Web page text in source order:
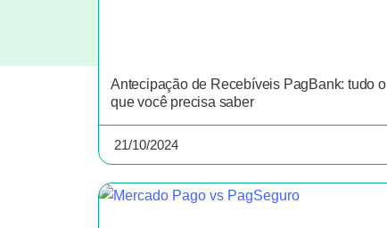
Antecipação de Recebíveis PagBank: tudo o
que você precisa saber
21/10/2024